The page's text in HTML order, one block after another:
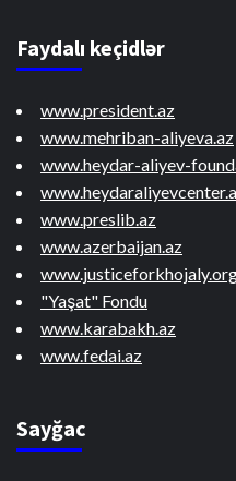
Faydalı keçidlər
www.president.az
www.mehriban-aliyeva.az
www.heydar-aliyev-
www.preslib.az
www.azerbaijan.az
"Yaşat" Fondu
www.karabakh.az
www.fedai.az
Sayğac